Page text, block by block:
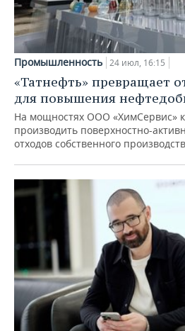
Промышленность 24 июл, 16:15
«Татнефть» превращает
для повышения
На мощностях ООО «ХимСервис»
производить поверхностно-
отходов собственного